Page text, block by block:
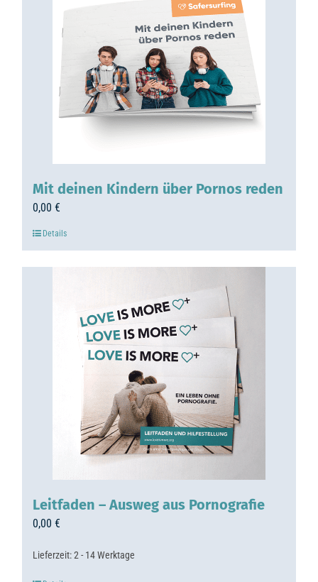
Mit deinen Kindern über Pornos reden
0,00 €
Details
Leitfaden – Ausweg aus Pornografie
0,00 €
Lieferzeit:2 - 14 Werktage